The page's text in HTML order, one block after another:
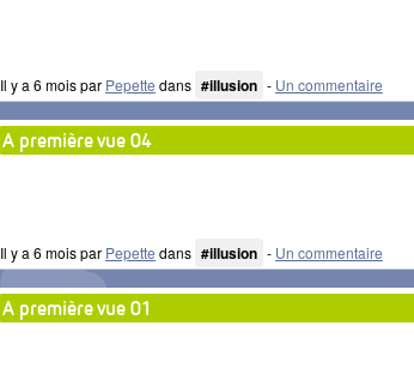
Il y a 6 mois par Pepette dans #illusion - Un commentaire
A première vue 04
Il y a 6 mois par Pepette dans #illusion - Un commentaire
A première vue 01